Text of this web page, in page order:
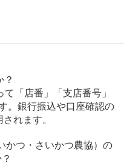
？
「店番」「支店番号」
。銀行振込や口座確認の
れます。
かつ・さいかつ農協）の